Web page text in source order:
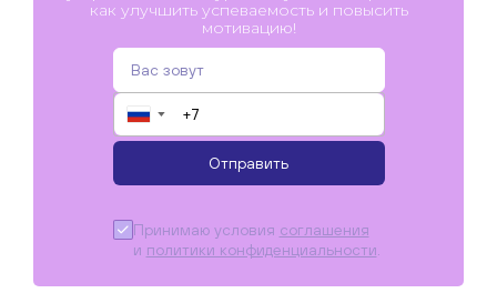
как улучшить успеваемость и повысить
мотивацию!
▼
Отправить
Принимаю условия соглашения
и политики конфиденциальности